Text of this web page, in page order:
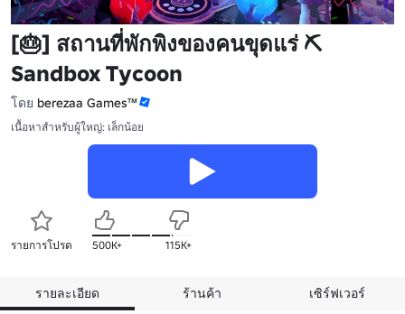
[🎂] สถานที่พักพิงของคนขุดแร่ ⛏️
Sandbox Tycoon
โดย berezaa Games™
เนื้อหาสำหรับผู้ใหญ่: เล็กน้อย
รายการโปรด 500K+ 115K+
รายละเอียด ร้านค้า เซิร์ฟเวอร์